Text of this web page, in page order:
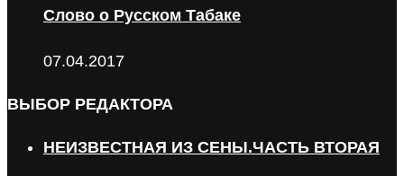
Слово о Русском Табаке
07.04.2017
ВЫБОР РЕДАКТОРА
НЕИЗВЕСТНАЯ ИЗ СЕНЫ.ЧАСТЬ ВТОРАЯ